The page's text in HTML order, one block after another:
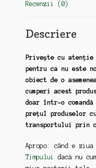
stiri
Europa,
Africa,
Statele
Unite,
relegare
(gg09)
Recenzii (0)
Descriere
Privește cu
pentru ca nu este
obiect de o
cumperi acest
doar într-o
prețul produselor
transportului prin
Apropo: când e
Timpului
dacă nu